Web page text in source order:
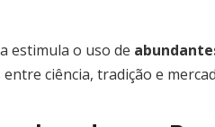
estimula o uso de
ciência, tradição e